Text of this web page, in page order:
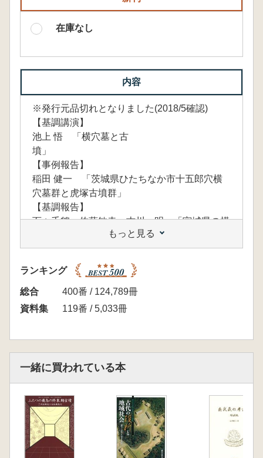
在庫なし
内容
※発行元品切れとなりました(2018/5確認)
【基調講演】
池上 悟 「横穴墓と古
墳」
【事例報告】
稲田 健一 「茨城県ひたちなか市十五郎穴横
穴墓群と虎塚古墳群」
【基調報告】
百々千鶴・佐藤敏幸・古川一明 「宮城県の横
佐久間 正明 「福島県における古墳と横穴」
生田目和利「茨城県の横穴墓と古
墳」
秋元 陽光 「栃木県における横穴墓」西原 崇
浩「千葉県の横穴墓と古
柏木 善治 「古墳時代後期～終末期の横穴墓
と古墳-神奈川県域を中心にして-」
加部 二生 「群馬県地域の横穴墓」
伊藤 雅文 「北陸地域の横穴墓と古墳」
大谷 宏浩 「東海東部の横穴墓と古墳-遠江地
域を中心として-」
もっと見る
ランキング
総合
400番 / 124,789冊
資料集
119番 / 5,033冊
一緒に買われている本